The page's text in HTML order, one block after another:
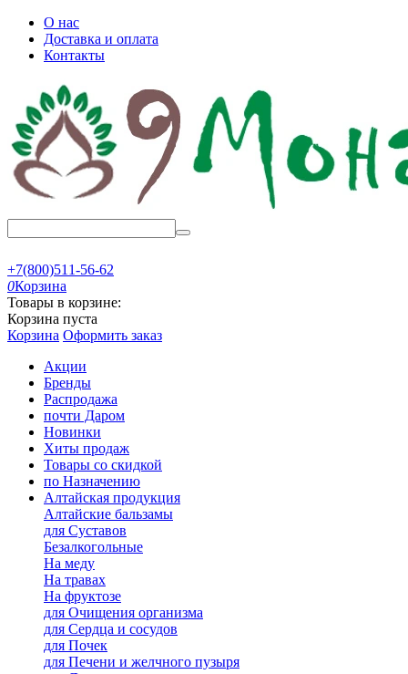
О нас
Доставка и оплата
Контакты
+7(800)511-56-62
0Корзина
Товары в корзине:
Корзина пуста
Корзина Оформить заказ
Акции
Бренды
Распродажа
почти Даром
Новинки
Хиты продаж
Товары со скидкой
по Назначению
Алтайская продукция
Алтайские бальзамы
для Суставов
Безалкогольные
На меду
На травах
На фруктозе
для Очищения организма
для Сердца и сосудов
для Почек
для Печени и желчного пузыря